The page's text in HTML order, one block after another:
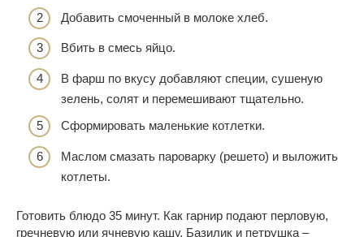
Добавить смоченный в молоке хлеб.
Вбить в смесь яйцо.
В фарш по вкусу добавляют специи, сушеную
зелень, солят и перемешивают тщательно.
Сформировать маленькие котлетки.
Маслом смазать пароварку (решето) и выложить
котлеты.
Готовить блюдо 35 минут. Как гарнир подают перловую,
гречневую или ячневую кашу. Базилик и петрушка –